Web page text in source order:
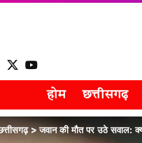
होम छत्तीसगढ़
>जवान की मौत पर उठे सवाल: